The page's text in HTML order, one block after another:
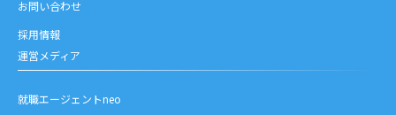
お問い合わせ
採用情報
運営メディア
就職エージェントneo